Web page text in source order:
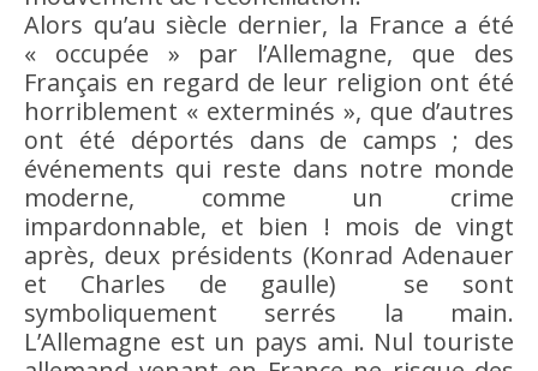
Alors qu’au siècle dernier, la France a été
« occupée » par l’Allemagne, que des
Français en regard de leur religion ont été
horriblement « exterminés », que d’autres
ont été déportés dans de camps ; des
événements qui reste dans notre monde
moderne, comme un crime
impardonnable, et bien ! mois de vingt
après, deux présidents (Konrad Adenauer
et Charles de gaulle) se sont
symboliquement serrés la main.
L’Allemagne est un pays ami. Nul touriste